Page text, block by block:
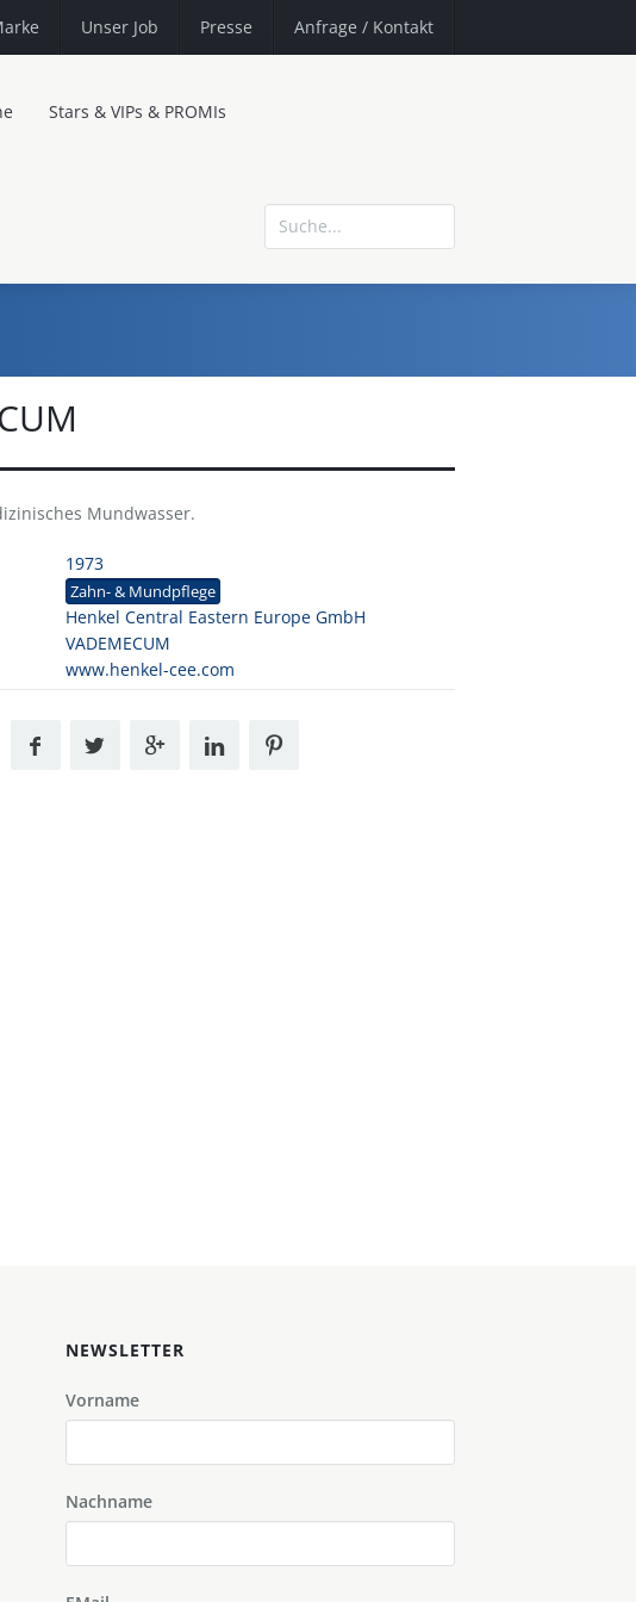
Unser Job Presse Anfrage / Kontakt
Stars & VIPs & PROMIs
Mundwasser.
1973
Zahn- & Mundpflege
Henkel Central Eastern Europe GmbH
VADEMECUM
www.henkel-cee.com
NEWSLETTER
Vorname
Nachname